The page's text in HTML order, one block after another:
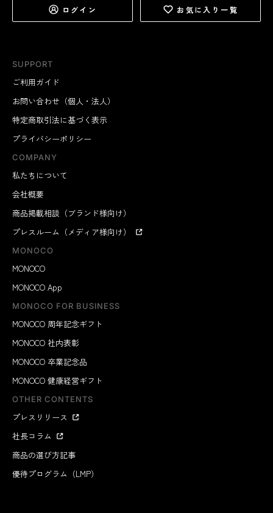
ワイヤーリール部の下にある金具フックを、カードホル
ダーのループに通すだけ。オモテ面に入れたいカードに
合せて、タテ向き・ヨコ向きを使い分けてください。
通勤、オフィス、リモートワーク、休日……『Orbitkey
IDカードホルダー・プロ』は、あらゆるシーンで、あな
たに寄り添ってくれます。
SUPPORT
ご利用ガイド
お問い合わせ（個人・法人）
特定商取引法に基づく表示
プライバシーポリシー
COMPANY
私たちについて
会社概要
商品掲載相談（ブランド様向け）
プレスルーム（メディア様向け）
MONOCO
MONOCO
MONOCO App
MONOCO FOR BUSINESS
MONOCO 周年記念ギフト
MONOCO 社内表彰
MONOCO 卒業記念品
MONOCO 健康経営ギフト
OTHER CONTENTS
プレスリリース
社長コラム
商品の選び方記事
優待プログラム（LMP）
ログイン お気に入り一覧